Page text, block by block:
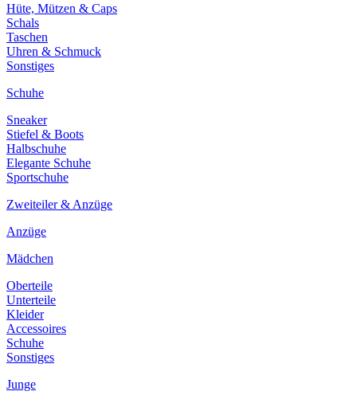
Hüte, Mützen & Caps
Schals
Taschen
Uhren & Schmuck
Sonstiges
Schuhe
Sneaker
Stiefel & Boots
Halbschuhe
Elegante Schuhe
Sportschuhe
Zweiteiler & Anzüge
Anzüge
Mädchen
Oberteile
Unterteile
Kleider
Accessoires
Schuhe
Sonstiges
Junge